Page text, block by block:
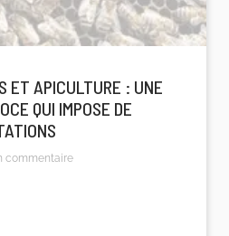
ET APICULTURE : UNE
QUI IMPOSE DE
commentaire